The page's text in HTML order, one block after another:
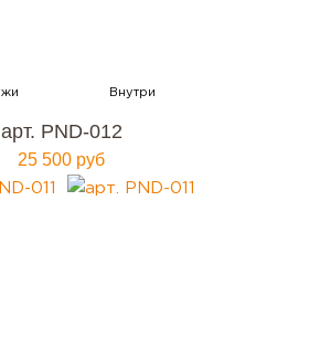
арт. PND-012
25 500 руб